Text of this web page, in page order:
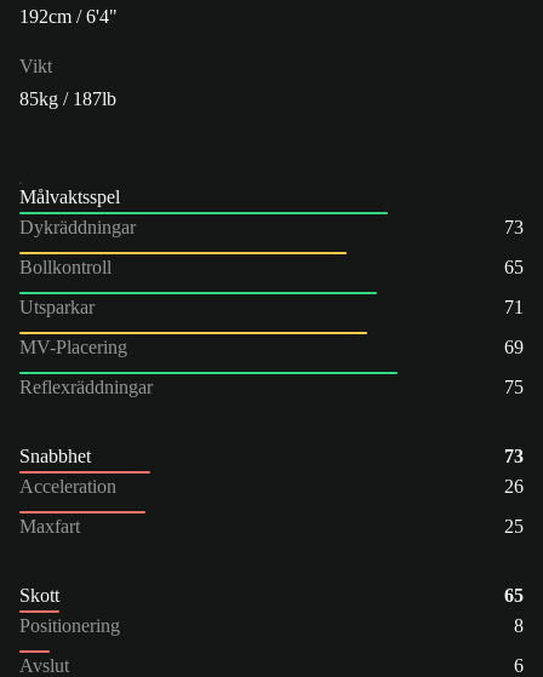
192cm / 6'4"
Vikt
85kg / 187lb
Målvaktsspel
Dykräddningar
73
Bollkontroll
65
Utsparkar
71
MV-Placering
69
Reflexräddningar
75
Snabbhet
73
Acceleration
26
Maxfart
25
Skott
65
Positionering
8
Avslut
6